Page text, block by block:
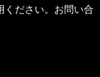
ください。お問い合